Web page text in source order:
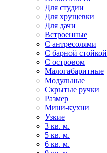
Для студии
Для хрущевки
Для дачи
Встроенные
С антресолями
С барной стойкой
С островом
Малогабаритные
Модульные
Скрытые ручки
Размер
Мини-кухни
Узкие
3 кв. м.
5 кв. м.
6 кв. м.